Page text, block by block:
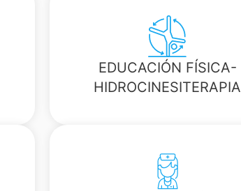
EDUCACIÓN FÍSICA-
HIDROCINESITERAPIA